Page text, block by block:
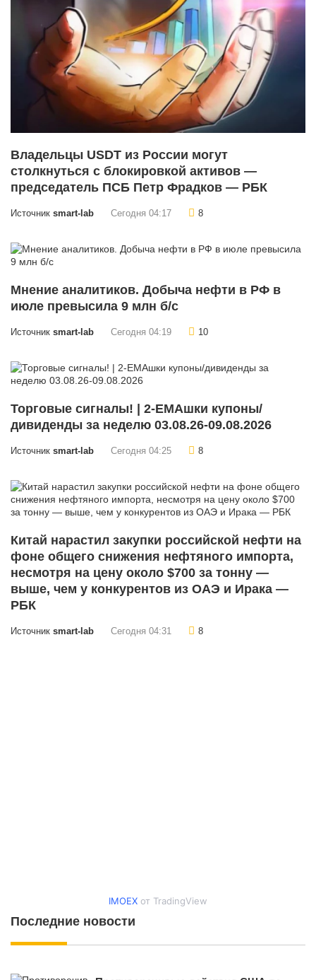
Владельцы USDT из России могут
столкнуться с блокировкой активов —
председатель ПСБ Петр Фрадков — РБК
Источник smart-lab Сегодня 04:17 8
Мнение аналитиков. Добыча нефти в РФ в
июле превысила 9 млн б/с
Источник smart-lab Сегодня 04:19 10
Торговые сигналы! | 2-EMAшки купоны/
дивиденды за неделю 03.08.26-09.08.2026
Источник smart-lab Сегодня 04:25 8
Китай нарастил закупки российской нефти на
фоне общего снижения нефтяного импорта,
несмотря на цену около $700 за тонну —
выше, чем у конкурентов из ОАЭ и Ирака —
РБК
Источник smart-lab Сегодня 04:31 8
IMOEX от TradingView
Последние новости